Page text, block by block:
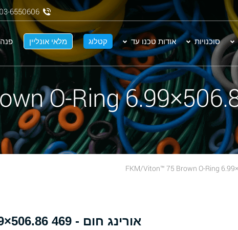
סוכנויות אודות טכנו עד קטלוג מלאי אונליין פנה
03-6550606